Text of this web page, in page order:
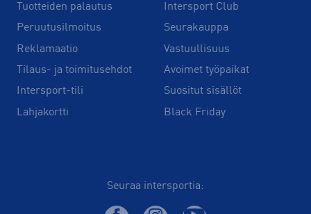
Tuotteiden palautus
Peruutusilmoitus
Reklamaatio
Tilaus- ja toimitusehdot
Intersport-tili
Lahjakortti
Intersport Club
Seurakauppa
Vastuullisuus
Avoimet työpaikat
Suositut sisällöt
Black Friday
Seuraa intersportia: